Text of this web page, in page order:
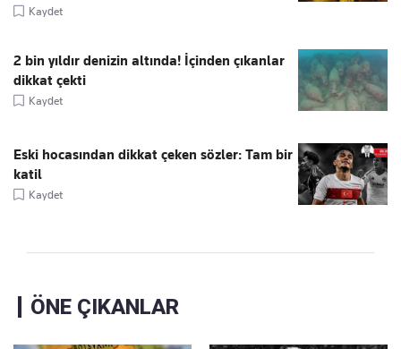
Kaydet
2 bin yıldır denizin altında! İçinden çıkanlar
dikkat çekti
Kaydet
Eski hocasından dikkat çeken sözler: Tam bir
katil
Kaydet
ÖNE ÇIKANLAR